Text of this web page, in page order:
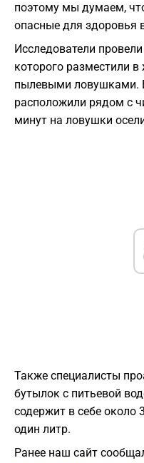
поэтому мы думаем,
опасные для здоровья
Исследователи
которого разместили
пылевыми ловушками.
расположили рядом с
минут на ловушки
Также специалисты
бутылок с питьевой
содержит в себе около
один литр.
Ранее наш сайт